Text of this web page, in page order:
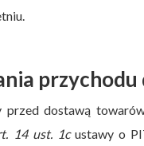
przychodu
dostawą
14 ust. 1custawy o